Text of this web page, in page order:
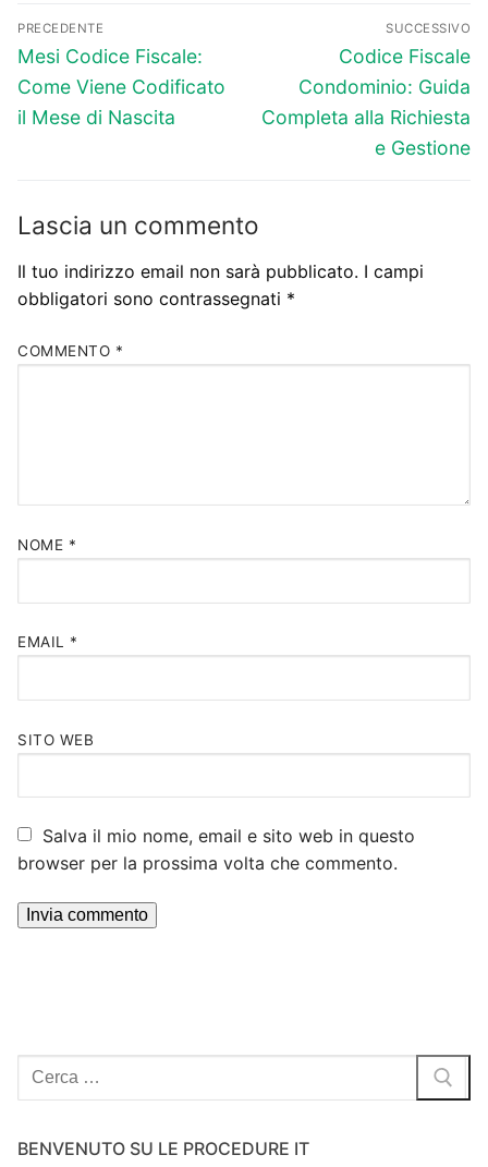
Navigazione
articoli
PRECEDENTE
Articolo
precedente:
Mesi Codice Fiscale:
Come Viene Codificato
il Mese di Nascita
SUCCESSIVO
Articolo
successivo:
Codice Fiscale
Condominio: Guida
Completa alla Richiesta
e Gestione
Lascia un commento
Il tuo indirizzo email non sarà pubblicato. I campi
obbligatori sono contrassegnati *
COMMENTO *
NOME *
EMAIL *
SITO WEB
Salva il mio nome, email e sito web in questo
browser per la prossima volta che commento.
Cerca:
BENVENUTO SU LE PROCEDURE IT